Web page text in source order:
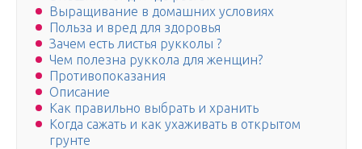
Выращивание в домашних условиях
Польза и вред для здоровья
Зачем есть листья рукколы ?
Чем полезна руккола для женщин?
Противопоказания
Описание
Как правильно выбрать и хранить
Когда сажать и как ухаживать в открытом
грунте